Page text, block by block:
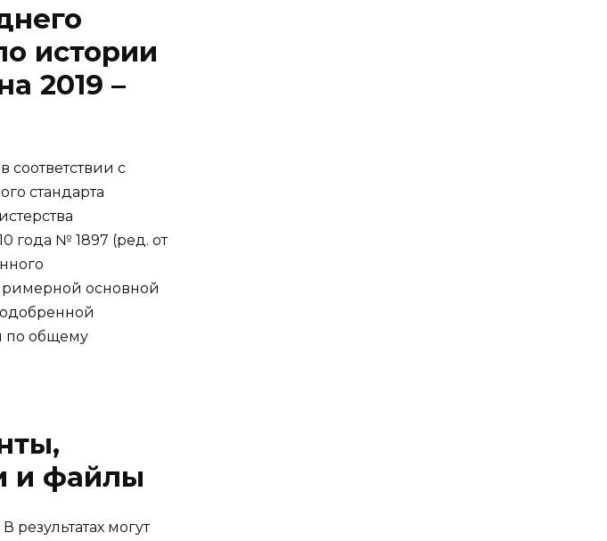
истории
2019 –
соответствии с
стандарта
года № 1897 (ред. от
основной
по общему
и файлы
могут